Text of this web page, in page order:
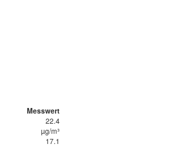
Messwert
22.4
µg/m³
17.1